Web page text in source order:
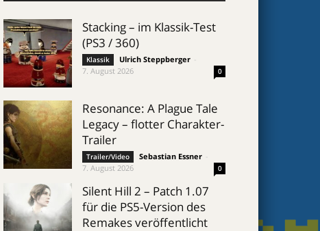
Stacking – im Klassik-Test
(PS3 / 360)
Klassik Ulrich Steppberger
7. August 2026
0
Resonance: A Plague Tale
Legacy – flotter Charakter-
Trailer
Trailer/Video Sebastian Essner
7. August 2026
0
Silent Hill 2 – Patch 1.07
für die PS5-Version des
Remakes veröffentlicht